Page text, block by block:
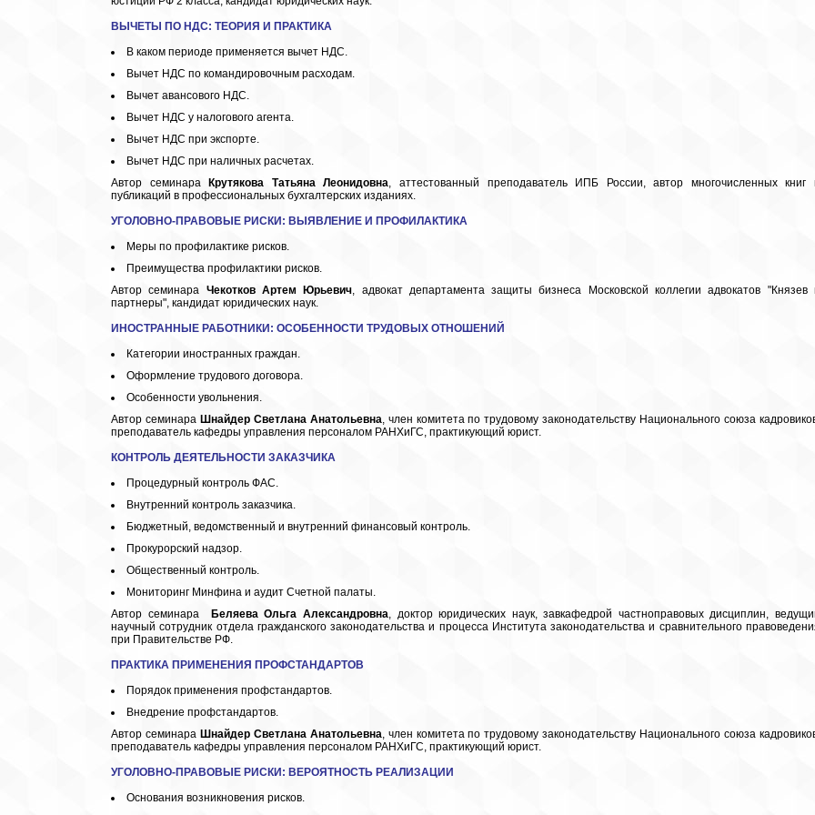
ВЫЧЕТЫ ПО НДС: ТЕОРИЯ И ПРАКТИКА
В каком периоде применяется вычет НДС.
Вычет НДС по командировочным расходам.
Вычет авансового НДС.
Вычет НДС у налогового агента.
Вычет НДС при экспорте.
Вычет НДС при наличных расчетах.
Автор семинара
Крутякова Татьяна Леонидовна, аттестованный преподаватель ИПБ России, автор многочисленных книг
публикаций в профессиональных бухгалтерских изданиях.
УГОЛОВНО-ПРАВОВЫЕ РИСКИ: ВЫЯВЛЕНИЕ И ПРОФИЛАКТИКА
Меры по профилактике рисков.
Преимущества профилактики рисков.
Автор семинара Чекотков Артем Юрьевич, адвокат департамента защиты бизнеса Московской коллегии адвокатов "Князев
партнеры", кандидат юридических наук.
ИНОСТРАННЫЕ РАБОТНИКИ: ОСОБЕННОСТИ ТРУДОВЫХ ОТНОШЕНИЙ
Категории иностранных граждан.
Оформление трудового договора.
Особенности увольнения.
Автор семинара ШнайдерСветлана Анатольевна, член комитета по трудовому законодательству Национального союза
преподаватель кафедры управления персоналом РАНХиГС, практикующий юрист.
КОНТРОЛЬ ДЕЯТЕЛЬНОСТИ ЗАКАЗЧИКА
Процедурный контроль ФАС.
Внутренний контроль заказчика.
Бюджетный, ведомственный и внутренний финансовый контроль.
Прокурорский надзор.
Общественный контроль.
Мониторинг Минфина и аудит Счетной палаты.
Автор семинара
Беляева Ольга Александровна, доктор юридических наук, завкафедрой частноправовых дисциплин,
научный сотрудник отдела гражданского законодательства и процесса Института законодательства и сравнительного
при Правительстве РФ.
ПРАКТИКА ПРИМЕНЕНИЯ ПРОФСТАНДАРТОВ
Порядок применения профстандартов.
Внедрение профстандартов.
Автор семинара ШнайдерСветлана Анатольевна, член комитета по трудовому законодательству Национального союза
преподаватель кафедры управления персоналом РАНХиГС, практикующий юрист.
УГОЛОВНО-ПРАВОВЫЕ РИСКИ: ВЕРОЯТНОСТЬ РЕАЛИЗАЦИИ
Основания возникновения рисков.